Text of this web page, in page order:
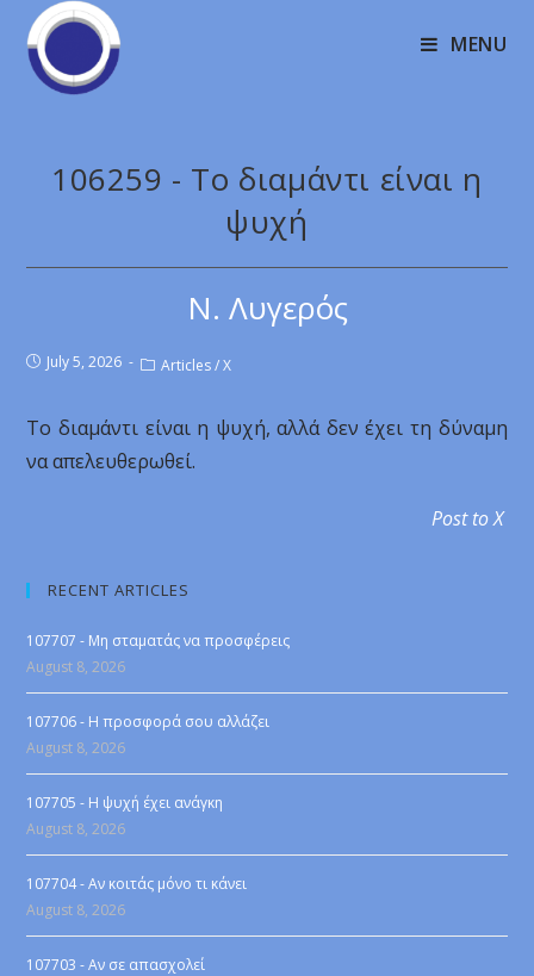
MENU
106259 - Το διαμάντι είναι η
ψυχή
Ν. Λυγερός
July 5, 2026 Articles / X
Το διαμάντι είναι η ψυχή, αλλά δεν έχει τη δύναμη
να απελευθερωθεί.
Post to X
RECENT ARTICLES
107707 - Μη σταματάς να προσφέρεις
August 8, 2026
107706 - Η προσφορά σου αλλάζει
August 8, 2026
107705 - Η ψυχή έχει ανάγκη
August 8, 2026
107704 - Αν κοιτάς μόνο τι κάνει
August 8, 2026
107703 - Αν σε απασχολεί